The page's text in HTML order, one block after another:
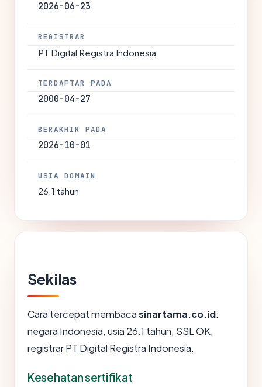
2026-06-23
REGISTRAR
PT Digital Registra Indonesia
TERDAFTAR PADA
2000-04-27
BERAKHIR PADA
2026-10-01
USIA DOMAIN
26.1 tahun
Sekilas
Cara tercepat membacasinartama.co.id:
negara Indonesia, usia 26.1 tahun, SSL OK,
registrar PT Digital Registra Indonesia.
Kesehatan sertifikat